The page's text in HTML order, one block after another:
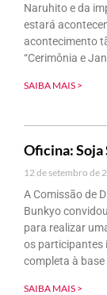
Naruhito e da
estará
acontecimento
“Cerimônia e
SAIBA MAIS >
Oficina: Soja
12 de setembro de
A Comissão de
Bunkyo
para realizar
os participantes
completa à base
SAIBA MAIS >